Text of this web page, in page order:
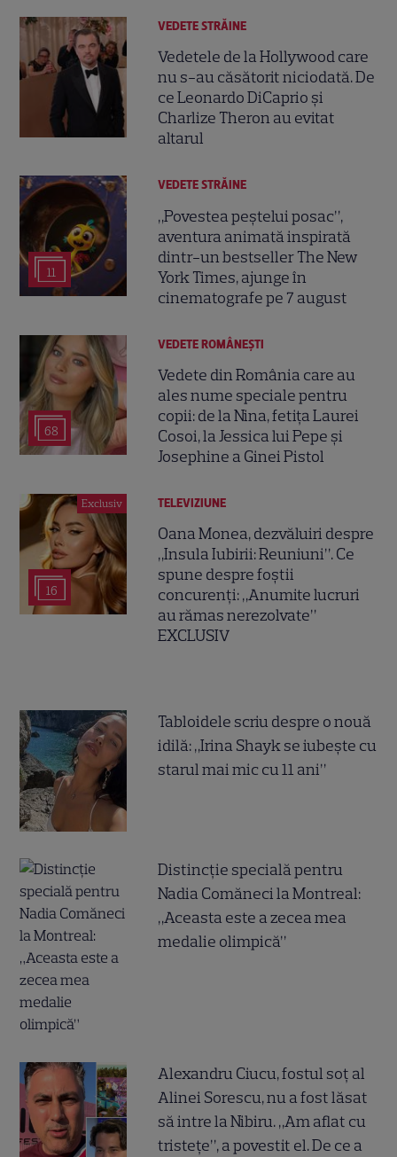
VEDETE STRĂINE
Vedetele de la Hollywood care
nu s-au căsătorit niciodată. De
ce Leonardo DiCaprio și
Charlize Theron au evitat
altarul
11
VEDETE STRĂINE
„Povestea peștelui posac”,
aventura animată inspirată
dintr-un bestseller The New
York Times, ajunge în
cinematografe pe 7 august
68
VEDETE ROMÂNEŞTI
Vedete din România care au
ales nume speciale pentru
copii: de la Nina, fetița Laurei
Cosoi, la Jessica lui Pepe și
Josephine a Ginei Pistol
Exclusiv
16
TELEVIZIUNE
Oana Monea, dezvăluiri despre
„Insula Iubirii: Reuniuni”. Ce
spune despre foștii
concurenți: „Anumite lucruri
au rămas nerezolvate”
EXCLUSIV
Tabloidele scriu despre o nouă
idilă: „Irina Shayk se iubește cu
starul mai mic cu 11 ani”
Distincție specială pentru
Nadia Comăneci la Montreal:
„Aceasta este a zecea mea
medalie olimpică”
Alexandru Ciucu, fostul soț al
Alinei Sorescu, nu a fost lăsat
să intre la Nibiru. „Am aflat cu
tristețe”, a povestit el. De ce a